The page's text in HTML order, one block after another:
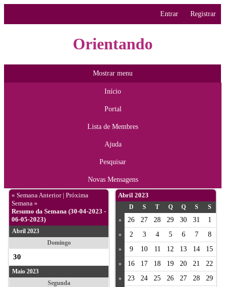
Entrar Registrar
Orientando
Mostrar menu
Início
Portal
Lista de Membres
Ajuda
Pesquisar
Novas Mensagens
« Semana Anterior | Próxima
Semana »
Resumo da Semana (30-04-2023 -
06-05-2023)
Abril 2023
Domingo
30
Maio 2023
Segunda
Abril 2023
D S T Q Q S
S
»
26 27 28 29 30 31 1
» 2 3 4 5 6 7 8
» 9 10 11 12 13 14 15
» 16 17 18 19 20 21 22
» 23 24 25 26 27 28 29